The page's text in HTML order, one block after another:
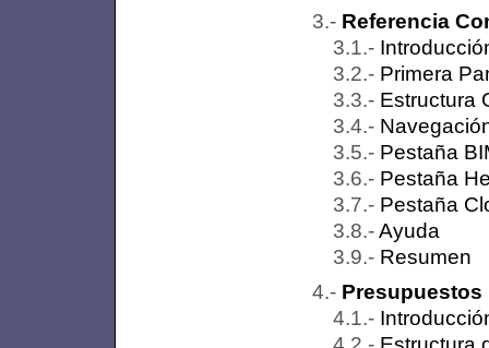
Referencia
Primera
Estructura
Pestaña
Pestaña
Pestaña
Ayuda
Resumen
Presupuestos